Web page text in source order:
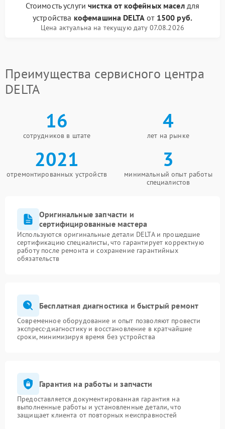
Стоимость услугичистка от кофейных маселдля
устройства кофемашина DELTA от 1500 руб.
Цена актуальна на текущую дату 07.08.2026
Преимущества сервисного центра
DELTA
16
сотрудников в штате
4
лет на рынке
2021
отремонтированных устройств
3
минимальный опыт работы
специалистов
Оригинальные запчасти и
сертифицированные мастера
Используются оригинальные детали DELTA и прошедшие
сертификацию специалисты, что гарантирует корректную
работу после ремонта и сохранение гарантийных
обязательств
Бесплатная диагностика и быстрый ремонт
Современное оборудование и опыт позволяют провести
экспресс-диагностику и восстановление в кратчайшие
сроки, минимизируя время без устройства
Гарантия на работы и запчасти
Предоставляется документированная гарантия на
выполненные работы и установленные детали, что
защищает клиента от повторных неисправностей